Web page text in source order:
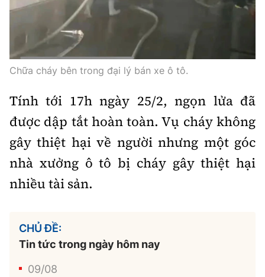
Chữa cháy bên trong đại lý bán xe ô tô.
Tính tới 17h ngày 25/2, ngọn lửa đã
được dập tắt hoàn toàn. Vụ cháy không
gây thiệt hại về người nhưng một góc
nhà xưởng ô tô bị cháy gây thiệt hại
nhiều tài sản.
CHỦ ĐỀ:
Tin tức trong ngày hôm nay
09/08